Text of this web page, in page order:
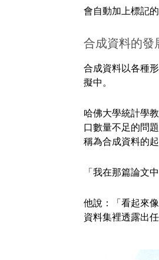
會自動加上標記
合成資料的發
合成資料以各種
擬中。
哈佛大學統計學
口數量不足的問
稱為合成資料的起
「我在那篇論文
他說：「看起來
資料集裡透露出